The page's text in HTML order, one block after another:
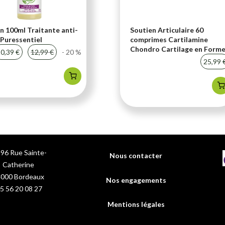
100ml Traitante anti-
€
12,99 € - 20 %
Soutien Articulaire 60
comprimes Cartilamine
Chondro Cartilage en Forme
25,99
Rue Sainte-
Catherine
Bordeaux
56 20 08 27
Nous contacter
Nos engagements
Mentions légales